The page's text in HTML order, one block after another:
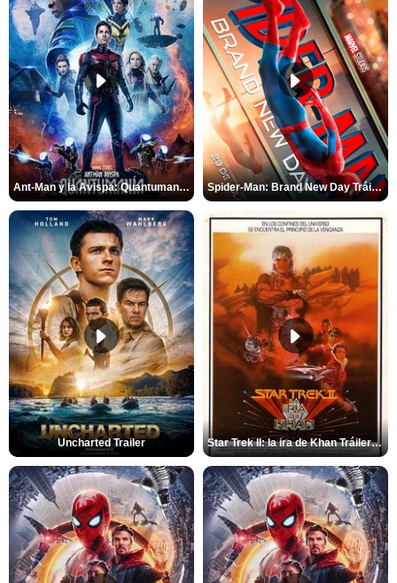
Ant-Man y la Avispa: Quantumanía Tráiler (2) Spider-Man: Brand New Day Tráiler (3)
Uncharted Trailer Star Trek II: la ira de Khan Tráiler VO